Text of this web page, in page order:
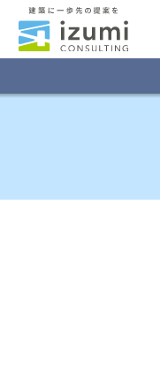
グ
ロ
ー